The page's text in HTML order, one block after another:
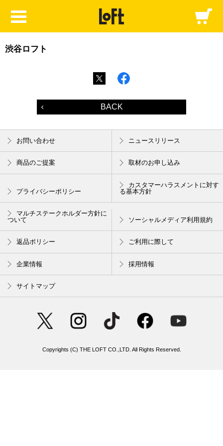
渋谷ロフト
BACK
お問い合わせ ニュースリリース
商品のご提案 取材のお申し込み
プライバシーポリシー
カスタマーハラスメントに対す
る基本方針
マルチステークホルダー方針に
ついて
ソーシャルメディア利用規約
返品ポリシー ご利用に際して
企業情報 採用情報
サイトマップ
Copyrights (C) THE LOFT CO.,LTD. All Rights Reserved.